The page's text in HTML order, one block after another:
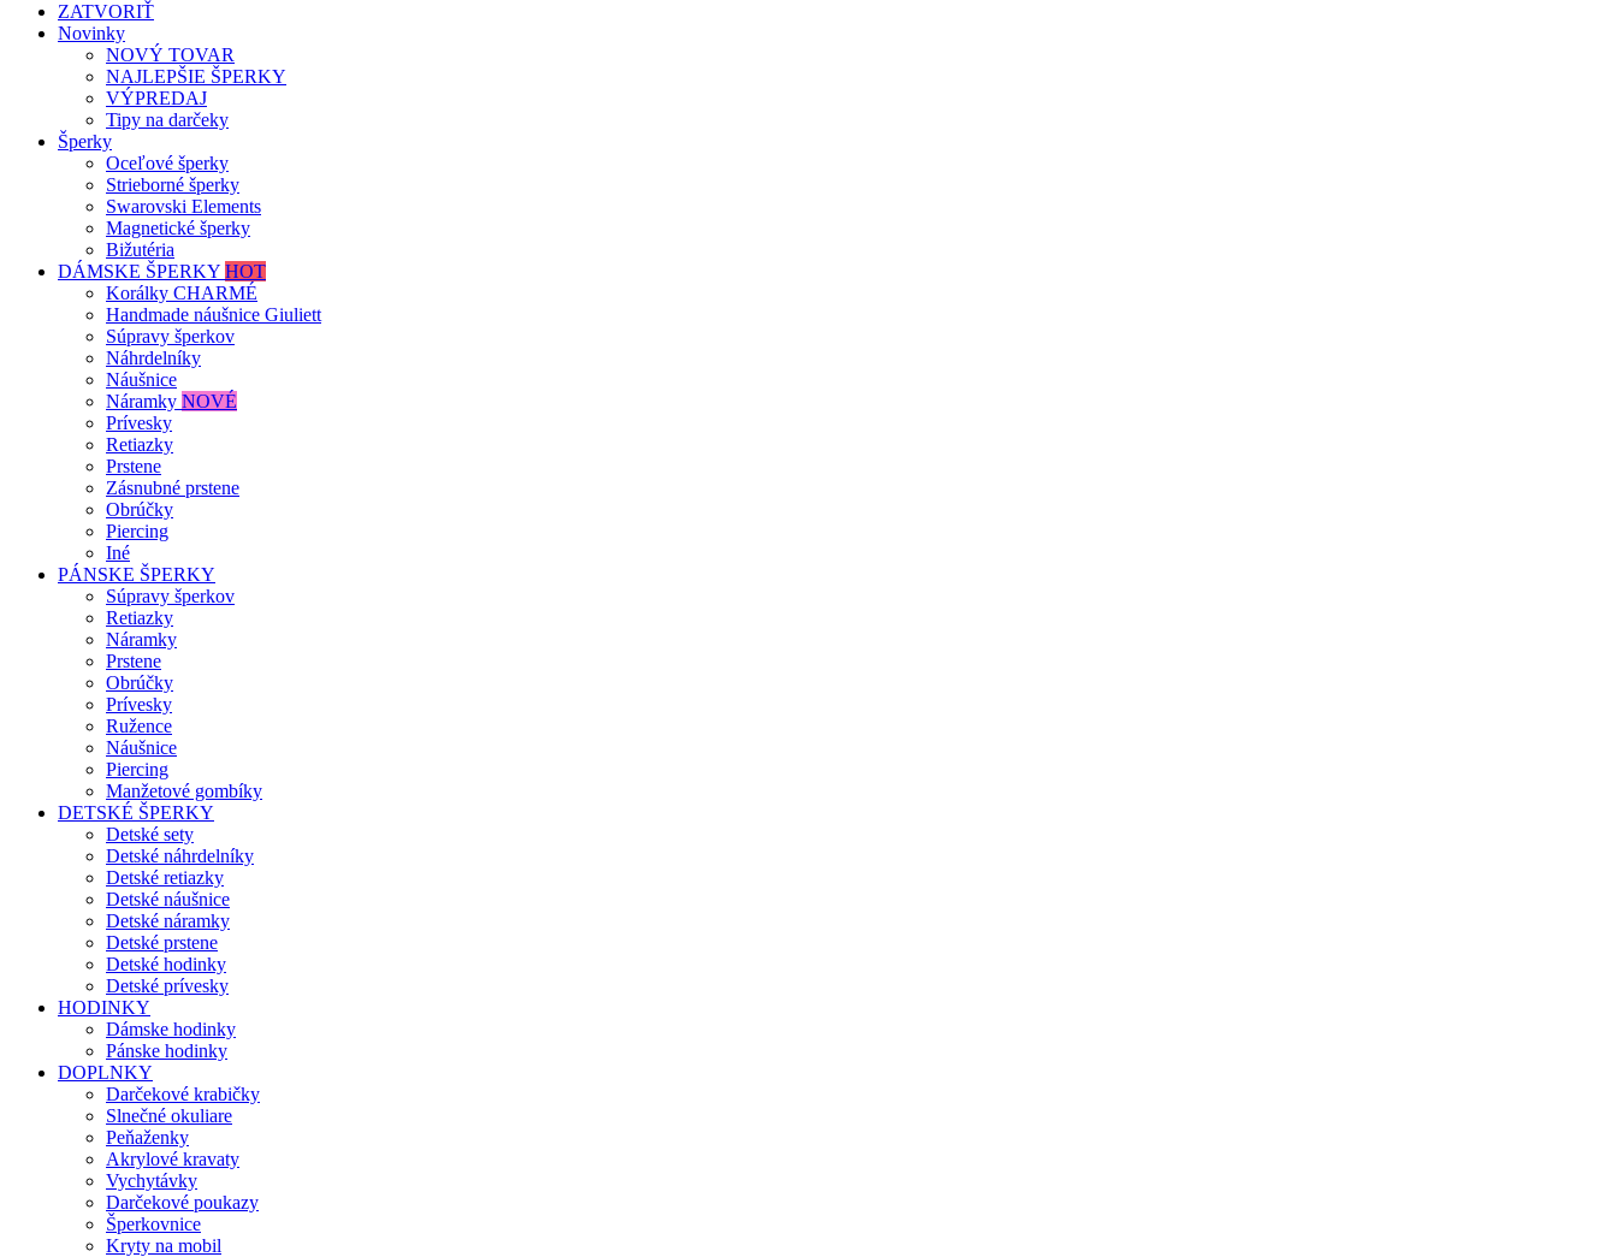
ZATVORIŤ
Novinky
NOVÝ TOVAR
NAJLEPŠIE ŠPERKY
VÝPREDAJ
Tipy na darčeky
Šperky
Oceľové šperky
Strieborné šperky
Swarovski Elements
Magnetické šperky
Bižutéria
DÁMSKE ŠPERKY HOT
Korálky CHARMÉ
Handmade náušnice Giuliett
Súpravy šperkov
Náhrdelníky
Náušnice
Náramky NOVÉ
Prívesky
Retiazky
Prstene
Zásnubné prstene
Obrúčky
Piercing
Iné
PÁNSKE ŠPERKY
Súpravy šperkov
Retiazky
Náramky
Prstene
Obrúčky
Prívesky
Ružence
Náušnice
Piercing
Manžetové gombíky
DETSKÉ ŠPERKY
Detské sety
Detské náhrdelníky
Detské retiazky
Detské náušnice
Detské náramky
Detské prstene
Detské hodinky
Detské prívesky
HODINKY
Dámske hodinky
Pánske hodinky
DOPLNKY
Darčekové krabičky
Slnečné okuliare
Peňaženky
Akrylové kravaty
Vychytávky
Darčekové poukazy
Šperkovnice
Kryty na mobil